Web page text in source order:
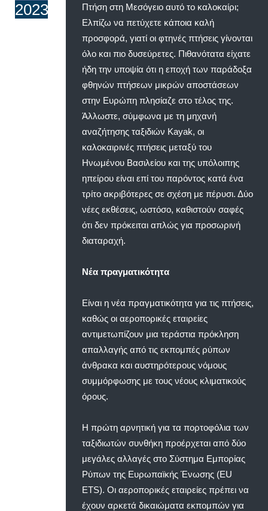
2023
Πτήση στη Μεσόγειο αυτό το καλοκαίρι;
Ελπίζω να πετύχετε κάποια καλή
προσφορά, γιατί οι φτηνές πτήσεις γίνονται
όλο και πιο δυσεύρετες. Πιθανότατα είχατε
ήδη την υποψία ότι η εποχή των παράδοξα
φθηνών πτήσεων μικρών αποστάσεων
στην Ευρώπη πλησίαζε στο τέλος της.
Άλλωστε, σύμφωνα με τη μηχανή
αναζήτησης ταξιδιών Kayak, οι
καλοκαιρινές πτήσεις μεταξύ του
Ηνωμένου Βασιλείου και της υπόλοιπης
ηπείρου είναι επί του παρόντος κατά ένα
τρίτο ακριβότερες σε σχέση με πέρυσι. Δύο
νέες εκθέσεις, ωστόσο, καθιστούν σαφές
ότι δεν πρόκειται απλώς για προσωρινή
διαταραχή.
Νέα πραγματικότητα
Είναι η νέα πραγματικότητα για τις πτήσεις,
καθώς οι αεροπορικές εταιρείες
αντιμετωπίζουν μια τεράστια πρόκληση
απαλλαγής από τις εκπομπές ρύπων
άνθρακα και αυστηρότερους νόμους
συμμόρφωσης με τους νέους κλιματικούς
όρους.
Η πρώτη αρνητική για τα πορτοφόλια των
ταξιδιωτών συνθήκη προέρχεται από δύο
μεγάλες αλλαγές στο Σύστημα Εμπορίας
Ρύπων της Ευρωπαϊκής Ένωσης (EU
ETS). Οι αεροπορικές εταιρείες πρέπει να
έχουν αρκετά δικαιώματα εκπομπών για